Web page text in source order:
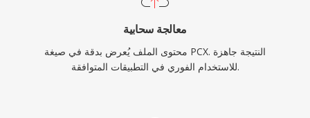
معالجة سحابية
محتوى الملف يُعرض بدقة في صيغة PCX. النتيجة جاهزة
للاستخدام الفوري في التطبيقات المتوافقة.